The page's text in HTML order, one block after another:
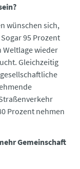
wünschen sich,
95 Prozent
Weltlage wieder
Gleichzeitig
Prozent nehmen
Gemeinschaft